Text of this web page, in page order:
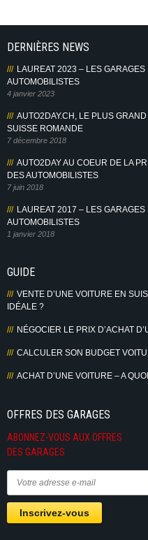
DERNIÈRES NEWS
LAUREAT 2023 – LES
AUTOMOBILISTES
4 janvier 2023
AUTO2DAY.CH, LE PLUS
SUISSE ROMANDE
7 décembre 2018
AUTO2DAY AU COEUR DE LA
DES AUTOMOBILISTES
7 juin 2018
LAUREAT 2017 – LES
AUTOMOBILISTES
1 janvier 2018
GUIDE
VENTE D’UNE VOITURE EN
IDÉALE ?
NÉGOCIER LE PRIX D’ACHAT
CALCULER SON BUDGET
ACHAT D’UNE VOITURE – A
OFFRES DES GARAGES
ABONNEZ-VOUS AUX OFFRES
DES GARAGES